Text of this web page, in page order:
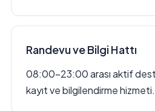
Randevu ve Bilgi Hattı
08:00–23:00 arası aktif
kayıt ve bilgilendirme hizmeti.